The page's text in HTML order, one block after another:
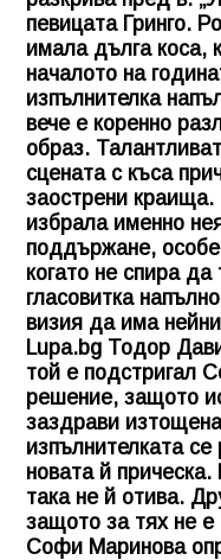
певицата Гринго.
имала дълга коса,
началото на
изпълнителка
вече е коренно
образ.
сцената с къса
заострени
избрала именно
поддържане,
когато не спира
гласовитка
визия да има
Lupa.bg Тодор
той е подстригал
решение, защото
заздрави
изпълнителката
новата й
така не й отива.
защото за тях не е
Софи Маринова